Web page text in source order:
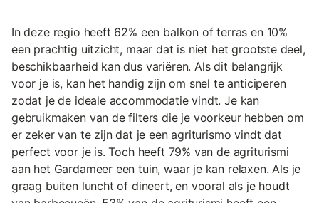
In deze regio heeft 62% een balkon of terras en 10%
een prachtig uitzicht, maar dat is niet het grootste deel,
beschikbaarheid kan dus variëren. Als dit belangrijk
voor je is, kan het handig zijn om snel te anticiperen
zodat je de ideale accommodatie vindt. Je kan
gebruikmaken van de filters die je voorkeur hebben om
er zeker van te zijn dat je een agriturismo vindt dat
perfect voor je is. Toch heeft 79% van de agriturismi
aan het Gardameer een tuin, waar je kan relaxen. Als je
graag buiten luncht of dineert, en vooral als je houdt